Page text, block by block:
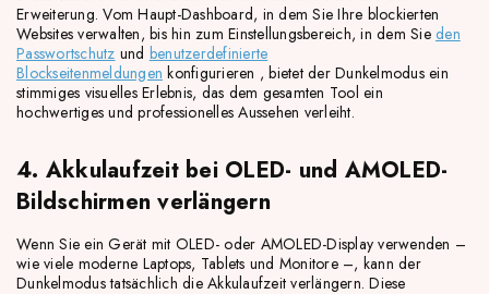
Erweiterung. Vom Haupt-Dashboard, in dem Sie Ihre blockierten
Websites verwalten, bis hin zum Einstellungsbereich, in dem Sie den
Passwortschutz und benutzerdefinierte
Blockseitenmeldungen konfigurieren , bietet der Dunkelmodus ein
stimmiges visuelles Erlebnis, das dem gesamten Tool ein
hochwertiges und professionelles Aussehen verleiht.
4. Akkulaufzeit bei OLED- und AMOLED-
Bildschirmen verlängern
Wenn Sie ein Gerät mit OLED- oder AMOLED-Display verwenden –
wie viele moderne Laptops, Tablets und Monitore –, kann der
Dunkelmodus tatsächlich die Akkulaufzeit verlängern. Diese